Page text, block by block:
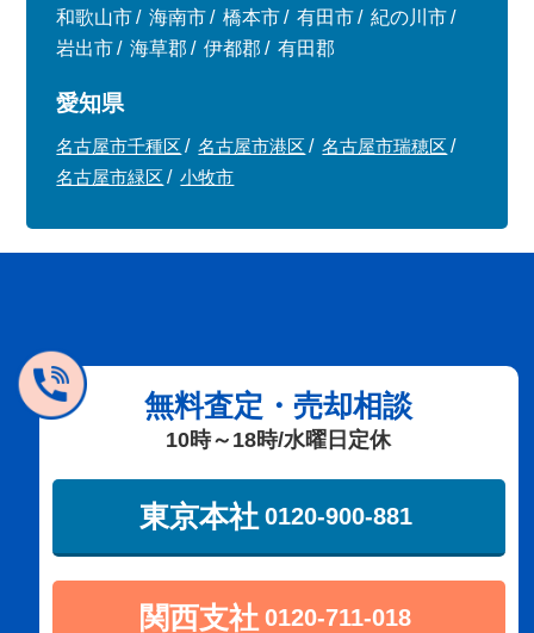
和歌山市 海南市 橋本市 有田市
紀の川市
岩出市
海草郡 伊都郡 有田郡
愛知県
名古屋市千種区 名古屋市港区
名古屋市瑞穂区
名古屋市緑区
小牧市
無料査定・売却相談
10時～18時/水曜日定休
東京本社 0120-900-881
関西支社 0120-711-018